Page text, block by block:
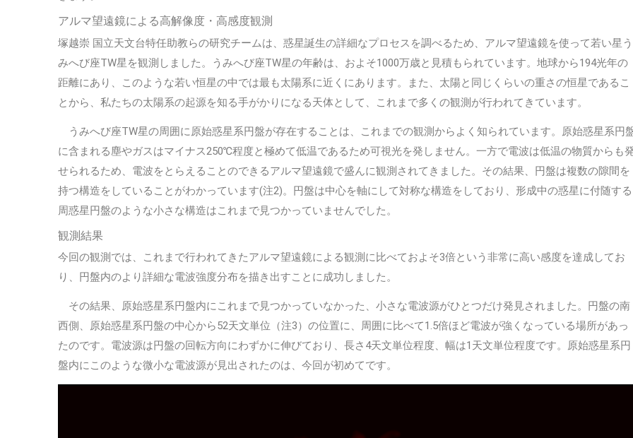
アルマ望遠鏡による高解像度・高感度観測
塚越崇 国立天文台特任助教らの研究チームは、惑星誕生の詳細なプロセスを調べるため、アルマ望遠鏡を使って若い星う
みへび座TW星を観測しました。うみへび座TW星の年齢は、およそ1000万歳と見積もられています。地球から194光年の
距離にあり、このような若い恒星の中では最も太陽系に近くにあります。また、太陽と同じくらいの重さの恒星であるこ
とから、私たちの太陽系の起源を知る手がかりになる天体として、これまで多くの観測が行われてきています。
うみへび座TW星の周囲に原始惑星系円盤が存在することは、これまでの観測からよく知られています。原始惑星系円
に含まれる塵やガスはマイナス250℃程度と極めて低温であるため可視光を発しません。一方で電波は低温の物質からも
せられるため、電波をとらえることのできるアルマ望遠鏡で盛んに観測されてきました。その結果、円盤は複数の隙間を
持つ構造をしていることがわかっています(注2)。円盤は中心を軸にして対称な構造をしており、形成中の惑星に付随する
周惑星円盤のような小さな構造はこれまで見つかっていませんでした。
観測結果
今回の観測では、これまで行われてきたアルマ望遠鏡による観測に比べておよそ3倍という非常に高い感度を達成してお
り、円盤内のより詳細な電波強度分布を描き出すことに成功しました。
その結果、原始惑星系円盤内にこれまで見つかっていなかった、小さな電波源がひとつだけ発見されました。円盤の南
西側、原始惑星系円盤の中心から52天文単位（注3）の位置に、周囲に比べて1.5倍ほど電波が強くなっている場所があっ
たのです。電波源は円盤の回転方向にわずかに伸びており、長さ4天文単位程度、幅は1天文単位程度です。原始惑星系円
盤内にこのような微小な電波源が見出されたのは、今回が初めてです。